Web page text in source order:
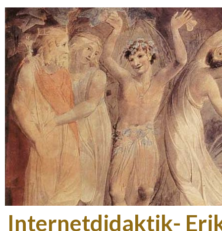
Gå
Internetdidaktik-